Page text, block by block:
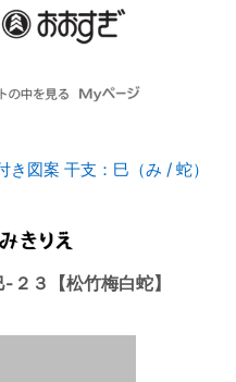
き図案 干支：巳（み / 蛇）
３【松竹梅白蛇】